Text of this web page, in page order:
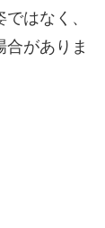
はなく、
合がありま